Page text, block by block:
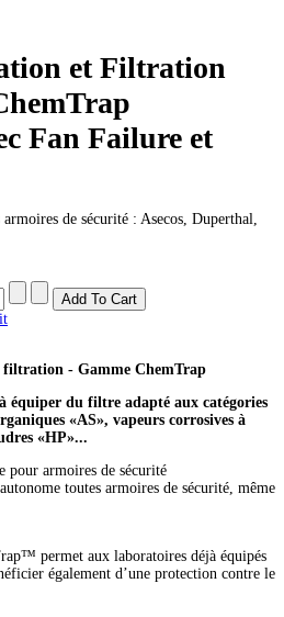
et Filtration
Fan Failure et
de sécurité : Asecos, Duperthal,
filtration - Gamme ChemTrap
équiper du filtre adapté aux catégories
«AS», vapeurs corrosives à
«HP»...
pour armoires de sécurité
toutes armoires de sécurité, même
permet aux laboratoires déjà équipés
également d’une protection contre le